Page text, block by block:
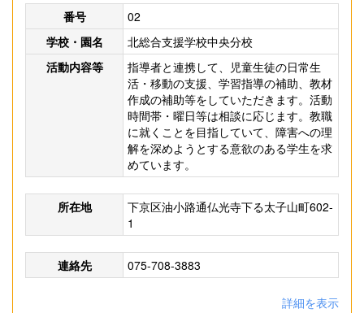
番号
02
学校・園名
北総合支援学校中央分校
活動内容等
指導者と連携して、児童生徒の日常生
活・移動の支援、学習指導の補助、教材
作成の補助等をしていただきます。活動
時間帯・曜日等は相談に応じます。教職
に就くことを目指していて、障害への理
解を深めようとする意欲のある学生を求
めています。
所在地
下京区油小路通仏光寺下る太子山町602-
1
連絡先 075-708-3883
詳細を表示